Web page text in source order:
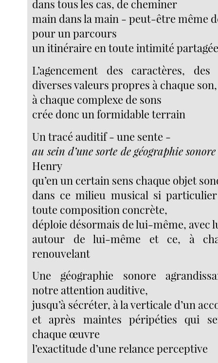
dans tous les cas, de cheminer
main dans la main - peut-être même
pour un parcours
un itinéraire en toute intimité
L’agencement des caractères,
diverses valeurs propres à chaque son,
à chaque complexe de sons
crée donc un formidable terrain
Un tracé auditif - une sente -
au sein d’une sorte de géographie sonore
Henry
qu’en un certain sens chaque objet
dans ce milieu musical si
toute composition concrète,
déploie désormais de lui-même, avec
autour de lui-même et ce, à
renouvelant
Une géographie sonore
notre attention auditive,
jusqu’à sécréter, à la verticale d’un
et après maintes péripéties qui
chaque œuvre
l’exactitude d’une relance perceptive